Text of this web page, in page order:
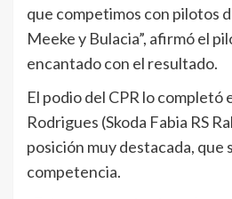
que competimos con pilotos
Meeke y Bulacia”, afirmó el
encantado con el resultado.
El podio del CPR lo completó
Rodrigues (Skoda Fabia RS
posición muy destacada, que
competencia.